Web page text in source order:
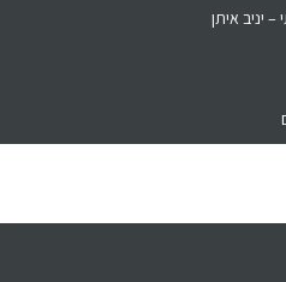
יניב איתן